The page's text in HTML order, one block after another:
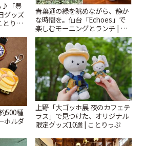
♪「豊
グッズ
とりっ
青葉通の緑を眺めながら、静か
な時間を。仙台「Echoes」で
楽しむモーニングとランチ | こ
とりっぷ
500種
ホルダ
とりっ
上野「大ゴッホ展 夜のカフェテ
ラス」で見つけた、オリジナル
限定グッズ10選 | ことりっぷ